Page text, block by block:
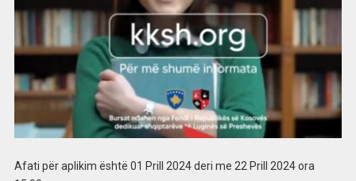
Afati për aplikim është 01 Prill 2024 deri me 22 Prill 2024 ora